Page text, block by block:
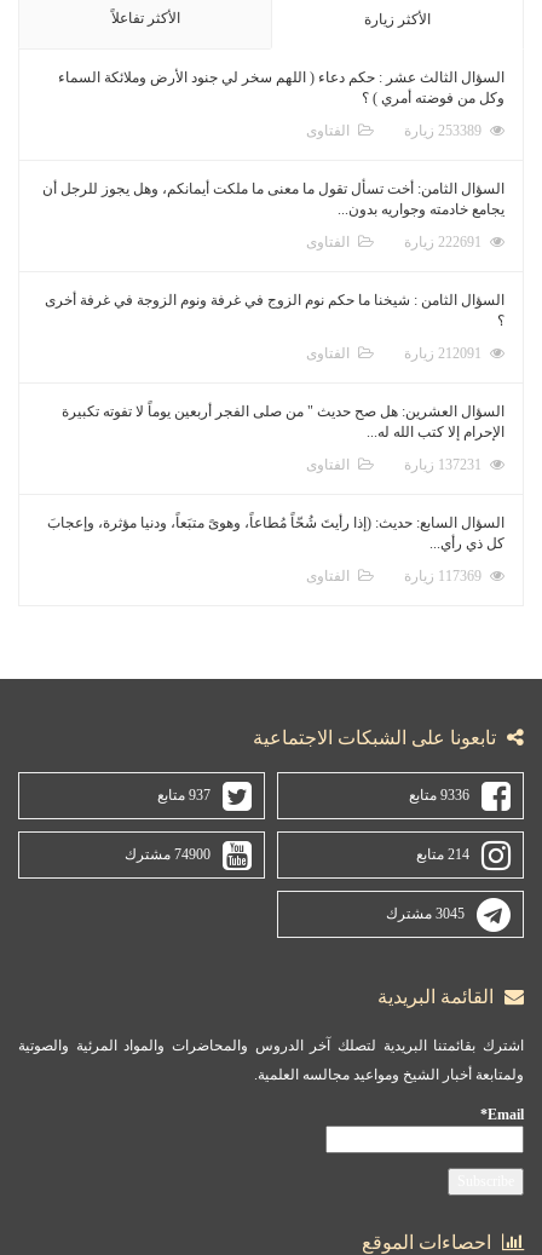
الأكثر زيارة الأكثر تفاعلاً
السؤال الثالث عشر : حكم دعاء ( اللهم سخر لي جنود الأرض وملائكة السماء
وكل من فوضته أمري ) ؟
الفتاوى
السؤال الثامن: أخت تسأل تقول ما معنى ما ملكت أيمانكم، وهل يجوز للرجل أن
يجامع خادمته وجواريه بدون...
الفتاوى
السؤال الثامن : شيخنا ما حكم نوم الزوج في غرفة ونوم الزوجة في غرفة أخرى
؟
الفتاوى
السؤال العشرين: هل صح حديث " من صلى الفجر أربعين يوماً لا تفوته تكبيرة
الإحرام إلا كتب الله له...
الفتاوى
السؤال السابع: حديث: (إذا رأيتَ شُحّاً مُطاعاً، وهوىً متبَعاً، ودنيا مؤثرة، وإعجابَ
كل ذي رأي...
الفتاوى
تابعونا على الشبكات الاجتماعية
9336 متابع 937 متابع
214 متابع 74900 مشترك
3045 مشترك
القائمة البريدية
اشترك بقائمتنا البريدية لتصلك آخر الدروس والمحاضرات والمواد المرئية والصوتية
ولمتابعة أخبار الشيخ ومواعيد مجالسه العلمية.
Email*
احصاءات الموقع